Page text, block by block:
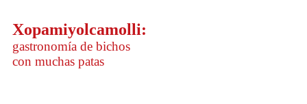
Xopamiyolcamolli:
gastronomía de bichos
con muchas patas